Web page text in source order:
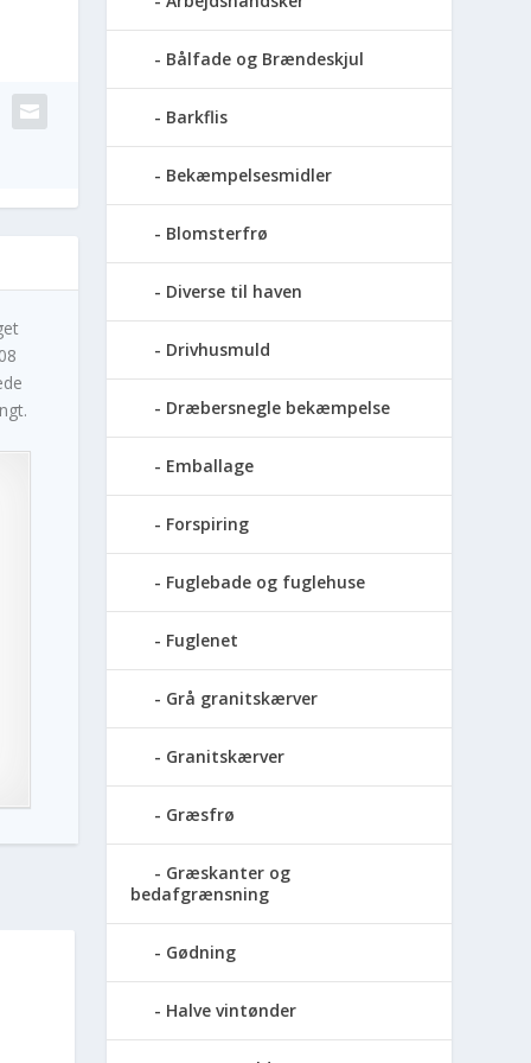
Bålfade og Brændeskjul
Barkflis
Bekæmpelsesmidler
Blomsterfrø
Diverse til haven
Drivhusmuld
Dræbersnegle bekæmpelse
Emballage
Forspiring
Fuglebade og fuglehuse
Fuglenet
Grå granitskærver
Granitskærver
Græsfrø
Græskanter og
bedafgrænsning
Gødning
Halve vintønder